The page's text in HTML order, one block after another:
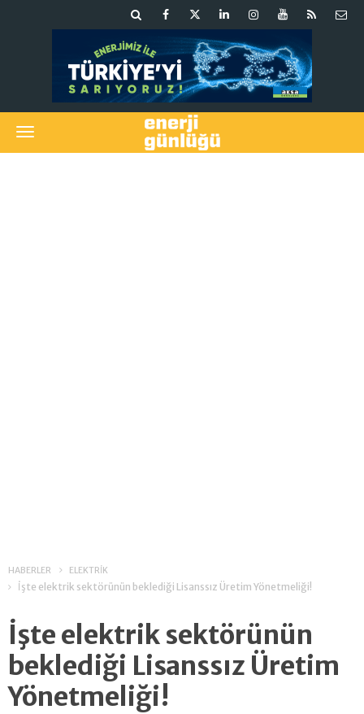
HABERLER ELEKTRİK
İşte elektrik sektörünün beklediği Lisanssız Üretim Yönetmeliği!
İşte elektrik sektörünün
beklediği Lisanssız Üretim
Yönetmeliği!